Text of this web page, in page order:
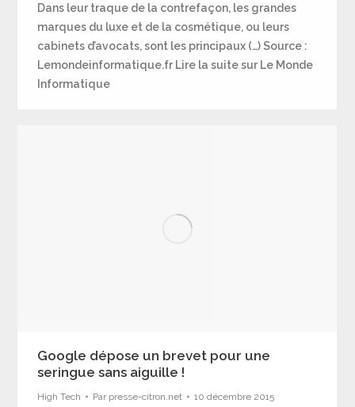
Dans leur traque de la contrefaçon, les grandes
marques du luxe et de la cosmétique, ou leurs
cabinets d’avocats, sont les principaux (…) Source :
Lemondeinformatique.fr Lire la suite sur Le Monde
Informatique
Google dépose un brevet pour une
seringue sans aiguille !
High Tech Par presse-citron.net 10 décembre 2015